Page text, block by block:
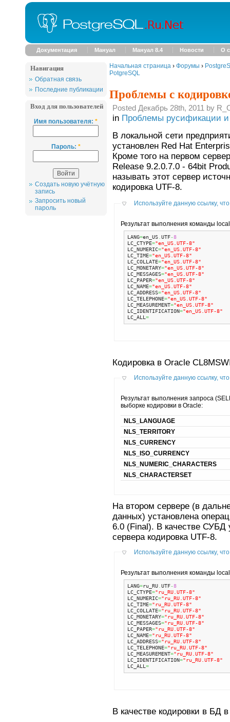
Документация Мануал Мануал 8.4 Новости О
Навигация
Обратная связь
Последние публикации
Вход для пользователей
Имя пользователя:*
Пароль: *
Создать новую учётную
запись
Запросить новый
пароль
Начальная страница› Форумы ›
PotgreSQL
Проблемы с
Posted Декабрь 28th, 2011 by
in Проблемы русификации и
В локальной сети
установлен Red Hat
Кроме того на первом
Release 9.2.0.7.0 - 64bit
называть этот сервер
кодировка UTF-8.
Используйте данную ссылку,
Результат выполнения команды
LANG=en_US.UTF-8
LC_CTYPE="en_US.UTF-8"
LC_NUMERIC="en_US.UTF-8"
LC_TIME="en_US.UTF-8"
LC_COLLATE="en_US.UTF-8"
LC_MONETARY="en_US.UTF-8"
LC_MESSAGES="en_US.UTF-8"
LC_PAPER="en_US.UTF-8"
LC_NAME="en_US.UTF-8"
LC_ADDRESS="en_US.UTF-8"
LC_TELEPHONE="en_US.UTF-8"
LC_MEASUREMENT="en_US.UTF-8"
LC_IDENTIFICATION="en_US.UTF-8"
LC_ALL=
Кодировка в Oracle
Используйте данную ссылку,
Результат выполнения запроса
выборке кодировки в Oracle:
NLS_LANGUAGE
NLS_TERRITORY
NLS_CURRENCY
NLS_ISO_CURRENCY
NLS_NUMERIC_CHARACTERS
NLS_CHARACTERSET
На втором сервере (в
данных) установлена
6.0 (Final). В качестве СУБД
сервера кодировка UTF-8.
Используйте данную ссылку,
Результат выполнения команды
LANG=ru_RU. UTF-8
LC_CTYPE="ru_RU.UTF-8"
LC_NUMERIC="ru_RU.UTF-8"
LC_TIME="ru_RU.UTF-8"
LC_COLLATE="ru_RU.UTF-8"
LC_MONETARY="ru_RU.UTF-8"
LC_MESSAGES="ru_RU.UTF-8"
LC_PAPER="ru_RU.UTF-8"
LC_NAME="ru_RU.UTF-8"
LC_ADDRESS="ru_RU.UTF-8"
LC_TELEPHONE="ru_RU.UTF-8"
LC_MEASUREMENT="ru_RU.UTF-8"
LC_IDENTIFICATION="ru_RU.UTF-8"
LC_ALL =
В качестве кодировки в БД